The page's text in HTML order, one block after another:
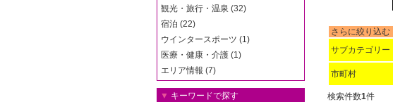
観光・旅行・温泉 (32)
宿泊 (22)
ウインタースポーツ (1)
医療・健康・介護 (1)
エリア情報 (7)
▼ キーワードで探す
さらに絞り込む
サブカテゴリー
市町村
検索件数1件